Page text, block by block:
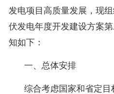
发电项目高质量发展，现
伏发电年度开发建设方案
知如下：
一、总体安排
综合考虑国家和省定